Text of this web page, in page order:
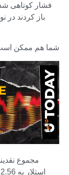
فشار کوتاهی
شما هم ممکن